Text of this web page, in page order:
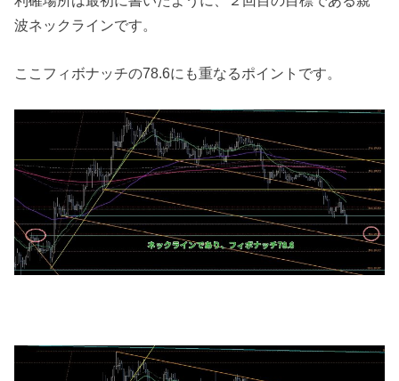
波ネックラインです。
ここフィボナッチの78.6にも重なるポイントです。